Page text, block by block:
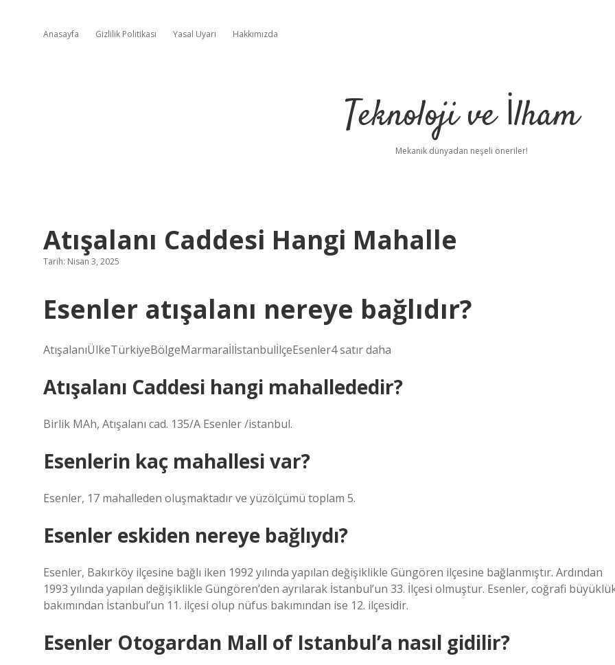
Anasayfa Gizlilik Politikası Yasal Uyarı Hakkımızda
Teknoloji ve İlham
Mekanik dünyadan neşeli öneriler!
Atışalanı Caddesi Hangi Mahalle
Tarih: Nisan 3, 2025
Esenler atışalanı nereye bağlıdır?
AtışalanıÜlkeTürkiyeBölgeMarmaraİlİstanbulİlçeEsenler4 satır daha
Atışalanı Caddesi hangi mahallededir?
Birlik MAh, Atışalanı cad. 135/A Esenler /istanbul.
Esenlerin kaç mahallesi var?
Esenler, 17 mahalleden oluşmaktadır ve yüzölçümü toplam 5.
Esenler eskiden nereye bağlıydı?
Esenler, Bakırköy ilçesine bağlı iken 1992 yılında yapılan değişiklikle Güngören ilçesine bağlanmıştır. Ardından
1993 yılında yapılan değişiklikle Güngören’den ayrılarak İstanbul’un 33. İlçesi olmuştur. Esenler, coğrafi
bakımından İstanbul’un 11. ilçesi olup nüfus bakımından ise 12. ilçesidir.
Esenler Otogardan Mall of Istanbul’a nasıl gidilir?